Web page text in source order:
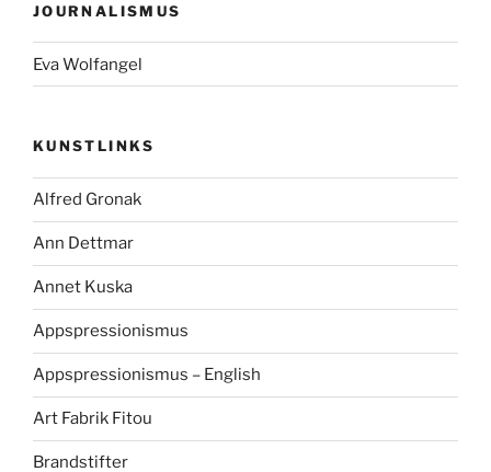
JOURNALISMUS
Eva Wolfangel
KUNSTLINKS
Alfred Gronak
Ann Dettmar
Annet Kuska
Appspressionismus
Appspressionismus – English
Art Fabrik Fitou
Brandstifter